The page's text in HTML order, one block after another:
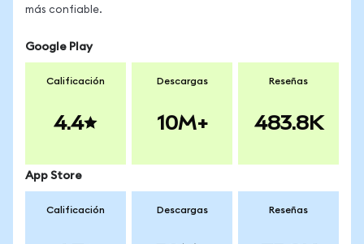
más confiable.
Google Play
Calificación
4.4
Descargas
10M+
Reseñas
483.8K
App Store
Calificación Descargas Reseñas